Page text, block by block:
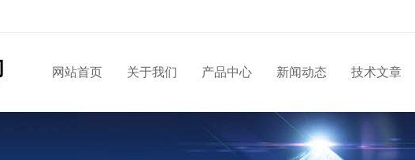
网站首页 关于我们 产品中心 新闻动态 技术文章